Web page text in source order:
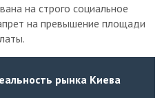
на строго социальное
на превышение площади
рынка Киева